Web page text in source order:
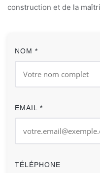
construction et de la
NOM *
EMAIL *
TÉLÉPHONE